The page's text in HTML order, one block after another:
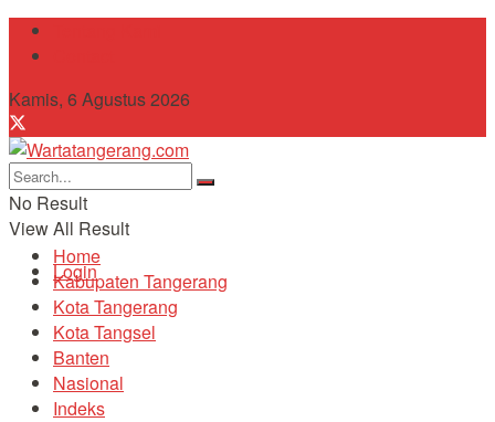
Kamis, 6 Agustus 2026
No Result
View All Result
Login
Home
Kabupaten Tangerang
Kota Tangerang
Kota Tangsel
Banten
Nasional
Indeks